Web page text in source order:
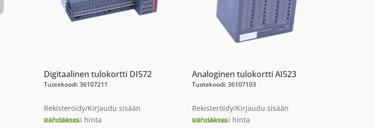
Digitaalinen tulokortti DI572
Tuotekoodi: 36107211
Rekisteröidy/Kirjaudu sisään
nähdäksesi hinta
Varastossa
Analoginen tulokortti AI523
Tuotekoodi: 36107103
Rekisteröidy/Kirjaudu sisään
nähdäksesi hinta
Varastossa